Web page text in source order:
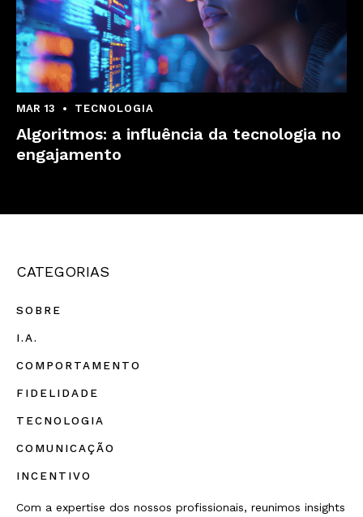
MAR 13 TECNOLOGIA
Algoritmos: a influência da tecnologia no
engajamento
CATEGORIAS
SOBRE
I.A.
COMPORTAMENTO
FIDELIDADE
TECNOLOGIA
COMUNICAÇÃO
INCENTIVO
Com a expertise dos nossos profissionais, reunimos insights